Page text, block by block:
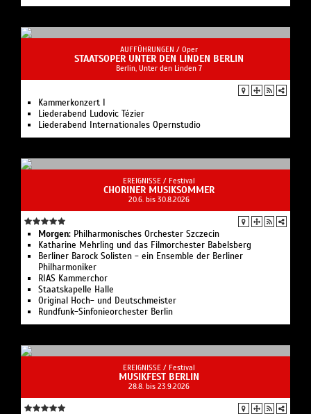
AUFFÜHRUNGEN / Oper
STAATSOPER UNTER DEN LINDEN BERLIN
Berlin, Unter den Linden 7
Kam­mer­kon­zert I
Liederabend Ludovic Tézier
Liederabend Internationales Opernstudio
EREIGNISSE / Festival
CHORINER MUSIKSOMMER
20.6. bis 30.8.2026
Morgen: Philharmonisches Orchester Szczecin
Katharine Mehrling und das Filmorchester Babelsberg
Berliner Barock Solisten - ein Ensemble der Berliner
Philharmoniker
RIAS Kammerchor
Staatskapelle Halle
Original Hoch- und Deutschmeister
Rundfunk-Sinfonieorchester Berlin
EREIGNISSE / Festival
MUSIKFEST BERLIN
28.8. bis 23.9.2026